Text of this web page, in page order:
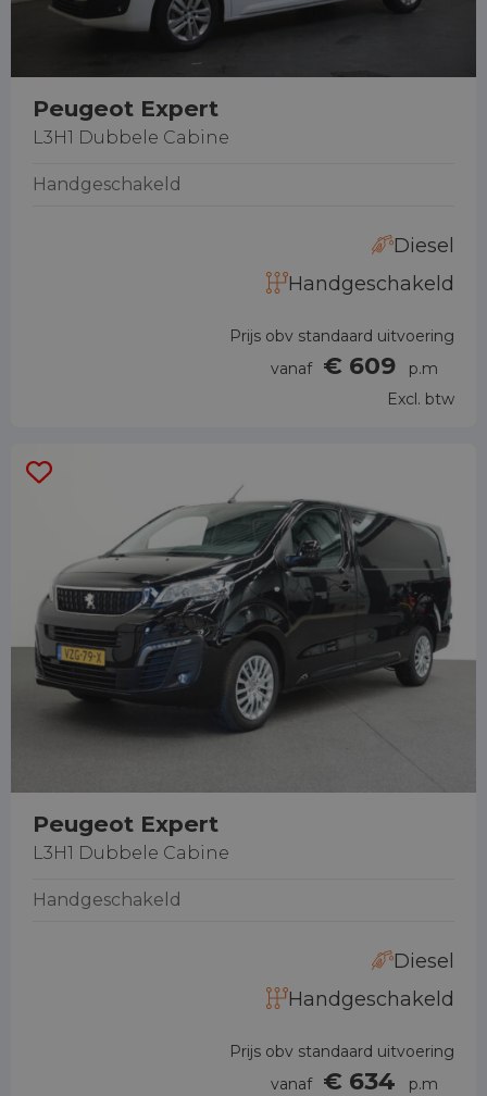
Peugeot Expert
L3H1 Dubbele Cabine
Handgeschakeld
Diesel
Handgeschakeld
Prijs obv standaard uitvoering
vanaf € 609
p.m
Excl. btw
Peugeot Expert
L3H1 Dubbele Cabine
Handgeschakeld
Diesel
Handgeschakeld
Prijs obv standaard uitvoering
vanaf € 634
p.m